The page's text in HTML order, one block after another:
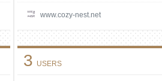
www.cozy-nest.net
3 USERS